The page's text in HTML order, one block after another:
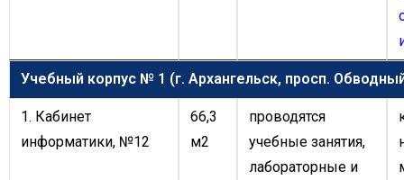
Учебный корпус № 1 (г. Архангельск, просп.
1. Кабинет
информатики, №12
66,3
м2
проводятся
учебные занятия,
лабораторные и